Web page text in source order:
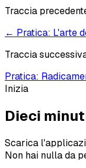
Traccia
← Pratica: L'arte
Traccia
Pratica:
Inizia
Dieci
Scarica
Non hai nulla da